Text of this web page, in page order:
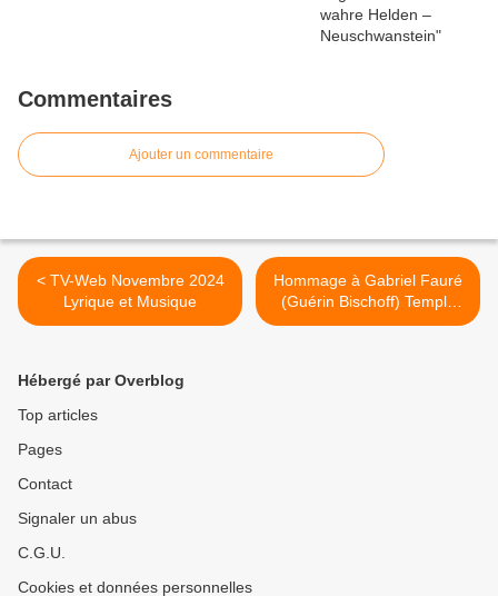
Commentaires
Ajouter un commentaire
< TV-Web Novembre 2024
Lyrique et Musique
Hommage à Gabriel Fauré
(Guérin Bischoff) Temple
Protestant de Port Royal >
Hébergé par Overblog
Top articles
Pages
Contact
Signaler un abus
C.G.U.
Cookies et données personnelles